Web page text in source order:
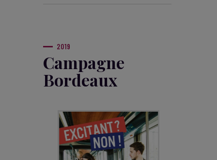
2019
Campagne
Bordeaux